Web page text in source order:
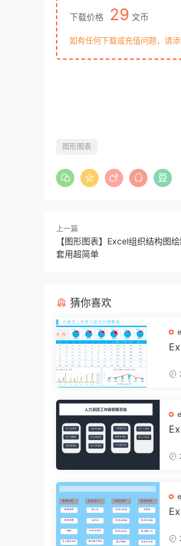
下载价格 29 文币
如有任何下载或充值问题，请
图形图表
上一篇
【图形图表】Excel组织结构图
套用超简单
猜你喜欢